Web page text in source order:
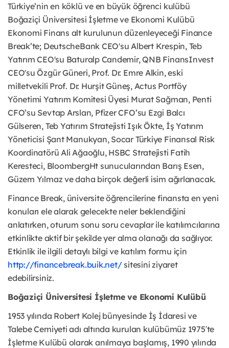
Türkiye’nin en köklü ve en büyük öğrenci kulübü
Boğaziçi Üniversitesi İşletme ve Ekonomi Kulübü
Ekonomi Finans alt kurulunun düzenleyeceği Finance
Break’te; DeutscheBank CEO'su Albert Krespin, Teb
Yatırım CEO'su Baturalp Candemir, QNB FinansInvest
CEO'su Özgür Güneri, Prof. Dr. Emre Alkin, eski
milletvekili Prof. Dr. Hurşit Güneş, Actus Portföy
Yönetimi Yatırım Komitesi Üyesi Murat Sağman, Penti
CFO’su Sevtap Arslan, Pfizer CFO’su Ezgi Balcı
Gülseren, Teb Yatırım Stratejisti Işık Ökte, İş Yatırım
Yöneticisi Şant Manukyan, Socar Türkiye Finansal Risk
Koordinatörü Ali Ağaoğlu, HSBC Stratejisti Fatih
Keresteci, BloombergHt sunucularından Barış Esen,
Güzem Yılmaz ve daha birçok değerli isim ağırlanacak.
Finance Break, üniversite öğrencilerine finansta en yeni
konuları ele alarak gelecekte neler beklendiğini
anlatırken, oturum sonu soru cevaplar ile katılımcılarına
etkinlikte aktif bir şekilde yer alma olanağı da sağlıyor.
Etkinlik ile ilgili detaylı bilgi ve katılım formu için
http://financebreak.buik.net/sitesini ziyaret
edebilirsiniz.
Boğaziçi Üniversitesi İşletme ve Ekonomi Kulübü
1953 yılında Robert Kolej bünyesinde İş İdaresi ve
Talebe Cemiyeti adı altında kurulan kulübümüz 1975′te
İşletme Kulübü olarak anılmaya başlamış, 1990 yılında